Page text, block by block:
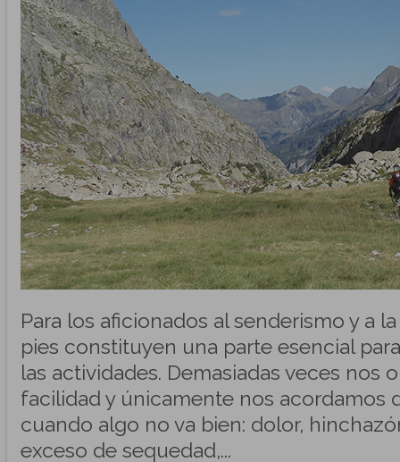
Para los aficionados al senderismo y a
pies constituyen una parte esencial
las actividades. Demasiadas veces nos
facilidad y únicamente nos acordamos
cuando algo no va bien: dolor,
exceso de sequedad,...